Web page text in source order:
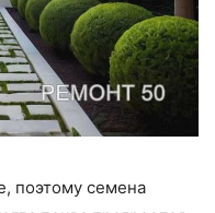
поэтому семена